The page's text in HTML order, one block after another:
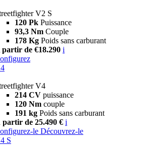
V2 S
120 Pk Puissance
93,3 Nm Couple
178 Kg Poids sans carburant
partir de €18.290 i
V4
214 CV puissance
120 Nm couple
191 kg Poids sans carburant
partir de 25.490 € i
le Découvrez-le
S